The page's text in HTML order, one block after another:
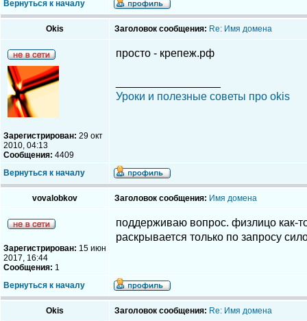
Вернуться к началу
Okis Заголовок сообщения: Re: Имя домена
Зарегистрирован: 29 окт
2010, 04:13
Сообщения: 4409
просто - крепеж.рф
Уроки и полезные советы про okis
Вернуться к началу
vovalobkov Заголовок сообщения: Имя домена
Зарегистрирован: 15 июн
2017, 16:44
Сообщения: 1
поддерживаю вопрос. физлицо как-
раскрывается только по запросу
Вернуться к началу
Okis Заголовок сообщения: Re: Имя домена